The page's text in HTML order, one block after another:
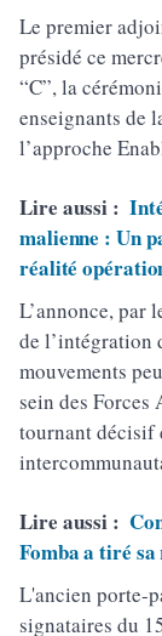
Le premier
présidé ce
“C”, la
enseignants de
l’approche
Lire aussi :
malienne : Un
réalité
L’annonce, par
de l’intégration
mouvements
sein des Forces
tournant décisif
Lire aussi :
Fomba a tiré sa
L'ancien porte-
signataires du